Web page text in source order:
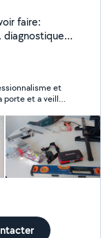
faire:
et
porte et a veillé
est d'un